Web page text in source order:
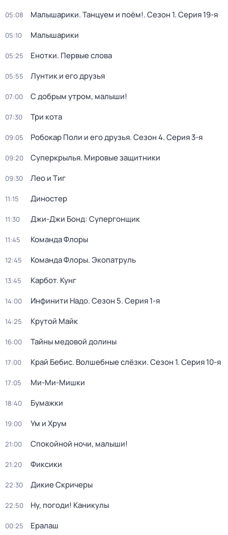
05:08 Малышарики. Танцуем и поём!. Сезон 1. Серия 19-я
05:10 Малышарики
05:25 Енотки. Первые слова
05:55 Лунтик и его друзья
07:00 С добрым утром, малыши!
07:30 Три кота
09:05 Робокар Поли и его друзья. Сезон 4. Серия 3-я
09:20 Суперкрылья. Мировые защитники
09:30 Лео и Тиг
11:15 Диностер
11:30 Джи-Джи Бонд: Супергонщик
11:45 Команда Флоры
12:45 Команда Флоры. Экопатруль
13:45 Карбот. Кунг
14:00 Инфинити Надо. Сезон 5. Серия 1-я
14:25 Крутой Майк
16:00 Тайны медовой долины
17:00 Край Бебис. Волшебные слёзки. Сезон 1. Серия 10-я
17:05 Ми-Ми-Мишки
18:40 Бумажки
19:00 Ум и Хрум
21:00 Спокойной ночи, малыши!
21:20 Фиксики
22:30 Дикие Скричеры
22:50 Ну, погоди! Каникулы
00:25 Ералаш